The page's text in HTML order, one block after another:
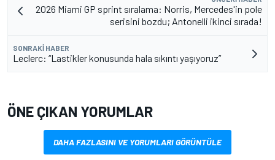
2026 Miami GP sprint sıralama: Norris, Mercedes'in pole
serisini bozdu; Antonelli ikinci sırada!
SONRAKI HABER
Leclerc: “Lastikler konusunda hala sıkıntı yaşıyoruz”
ÖNE ÇIKAN YORUMLAR
DAHA FAZLASINI VE YORUMLARI GÖRÜNTÜLE